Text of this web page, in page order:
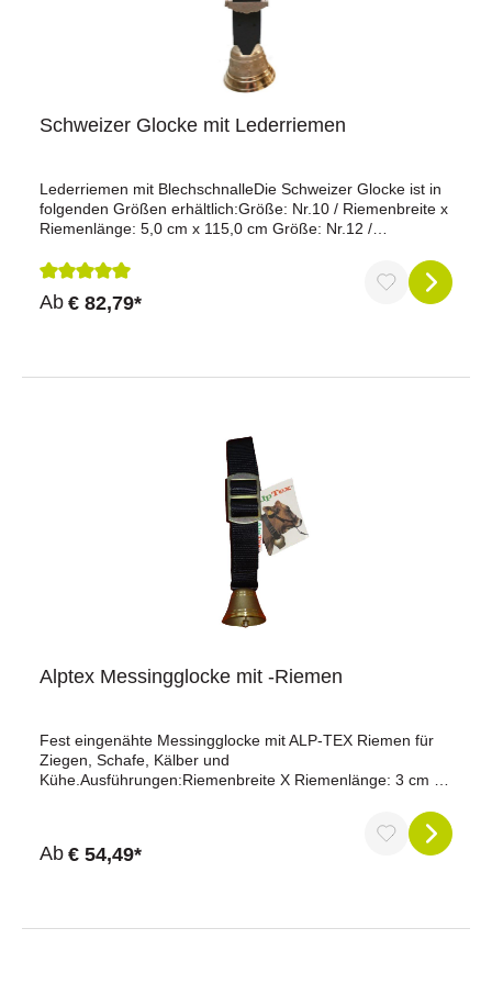
Schweizer Glocke mit Lederriemen
Lederriemen mit BlechschnalleDie Schweizer Glocke ist in
folgenden Größen erhältlich:Größe: Nr.10 / Riemenbreite x
Riemenlänge: 5,0 cm x 115,0 cm Größe: Nr.12 /
Nr.14 / Riemenbreite x Riemenlänge: 6,0 cm x 125,0
cmGröße: Nr.16 / Riemenbreite x Riemenlänge: 7,0 cm x
125,0 cmGröße: Nr.18 / Riemenbreite x Riemenlänge: 10,0
Durchschnittliche Bewertung von 5 von 5 Sternen
Ab € 82,79*
Alptex Messingglocke mit -Riemen
Fest eingenähte Messingglocke mit ALP-TEX Riemen für
Ziegen, Schafe, Kälber und
Kühe.Ausführungen:Riemenbreite X Riemenlänge: 3 cm x
Riemenlänge: 4 cm x 60 cm / Glockendurchmesser: 70
mmRiemenbreite X Riemenlänge: 4 cm x 105 cm /
Glockendurchmesser: 70 mmRiemenbreite X
Ab € 54,49*